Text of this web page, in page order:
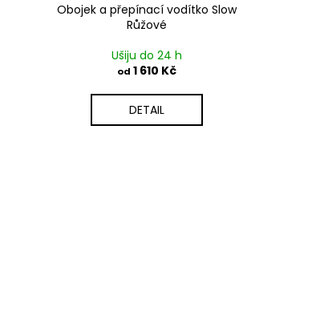
Obojek a přepínací vodítko Slow
Růžové
Ušiju do 24 h
od 1 610 Kč
DETAIL